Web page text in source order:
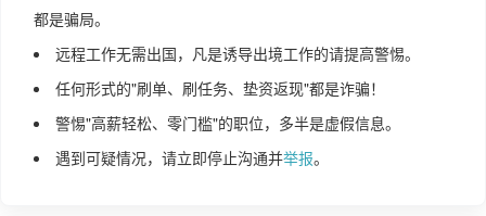
都是骗局。
远程工作无需出国，凡是诱导出境工作的请提高警惕。
任何形式的"刷单、刷任务、垫资返现"都是诈骗！
警惕"高薪轻松、零门槛"的职位，多半是虚假信息。
遇到可疑情况，请立即停止沟通并举报。